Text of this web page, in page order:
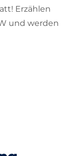
Erzählen
und werden